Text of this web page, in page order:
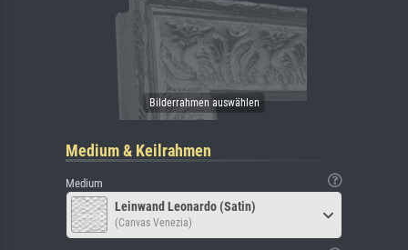
Medium & Keilrahmen
Medium
Leinwand Leonardo (Satin)
(Canvas Venezia)